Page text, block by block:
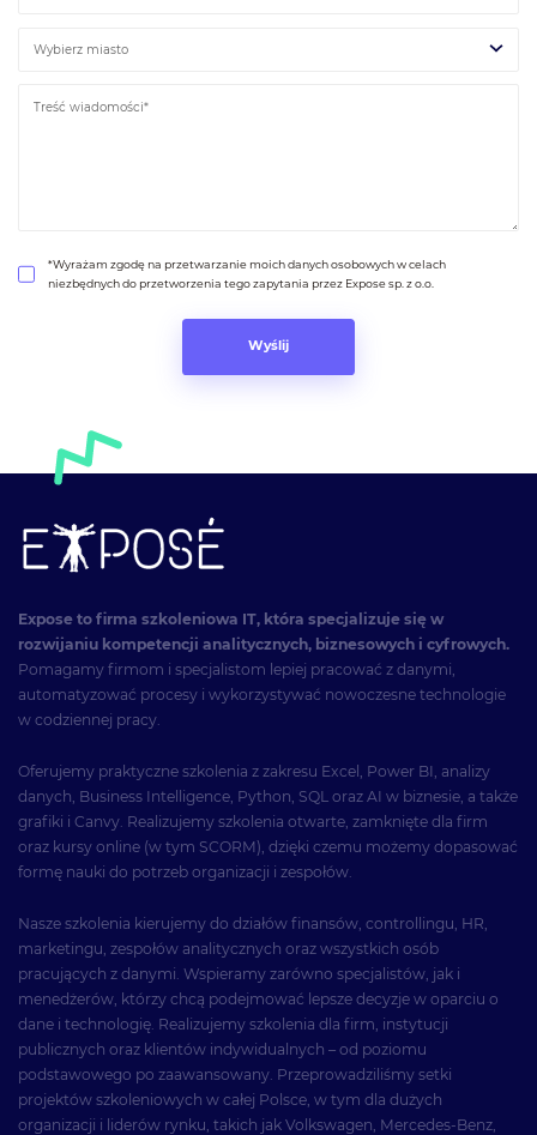
*Wyrażam zgodę na przetwarzanie moich danych osobowych w celach
niezbędnych do przetworzenia tego zapytania przez Expose sp. z o.o.
Expose to firma szkoleniowa IT, która specjalizuje się w
rozwijaniu kompetencji analitycznych, biznesowych i cyfrowych.
Pomagamy firmom i specjalistom lepiej pracować z danymi,
automatyzować procesy i wykorzystywać nowoczesne technologie
w codziennej pracy.
Oferujemy praktyczne szkolenia z zakresu Excel, Power BI, analizy
danych, Business Intelligence, Python, SQL oraz AI w biznesie, a także
grafiki i Canvy. Realizujemy szkolenia otwarte, zamknięte dla firm
oraz kursy online (w tym SCORM), dzięki czemu możemy dopasować
formę nauki do potrzeb organizacji i zespołów.
Nasze szkolenia kierujemy do działów finansów, controllingu, HR,
marketingu, zespołów analitycznych oraz wszystkich osób
pracujących z danymi. Wspieramy zarówno specjalistów, jak i
menedżerów, którzy chcą podejmować lepsze decyzje w oparciu o
dane i technologię. Realizujemy szkolenia dla firm, instytucji
publicznych oraz klientów indywidualnych – od poziomu
podstawowego po zaawansowany. Przeprowadziliśmy setki
projektów szkoleniowych w całej Polsce, w tym dla dużych
organizacji i liderów rynku, takich jak Volkswagen, Mercedes-Benz,